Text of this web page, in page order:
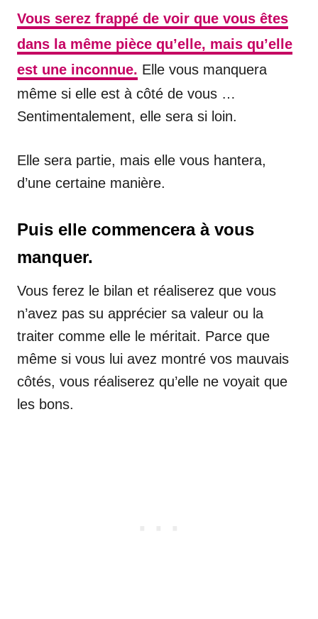
Vous serez frappé de voir que vous êtes
dans la même pièce qu’elle, mais qu’elle
est une inconnue. Elle vous manquera
même si elle est à côté de vous …
Sentimentalement, elle sera si loin.
Elle sera partie, mais elle vous hantera,
d’une certaine manière.
Puis elle commencera à vous
manquer.
Vous ferez le bilan et réaliserez que vous
n’avez pas su apprécier sa valeur ou la
traiter comme elle le méritait. Parce que
même si vous lui avez montré vos mauvais
côtés, vous réaliserez qu’elle ne voyait que
les bons.